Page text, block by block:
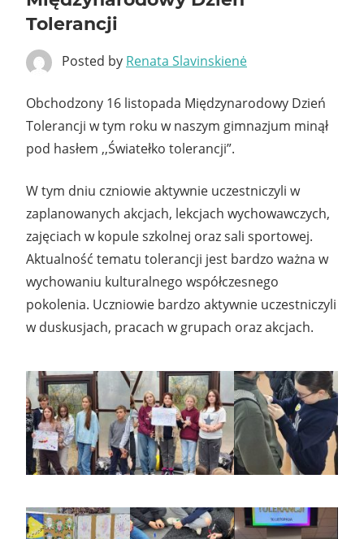
Tolerancji
Posted by Renata Slavinskienė
Obchodzony 16 listopada Międzynarodowy Dzień
Tolerancji w tym roku w naszym gimnazjum minął
pod hasłem ,,Światełko tolerancji”.
W tym dniu czniowie aktywnie uczestniczyli w
zaplanowanych akcjach, lekcjach wychowawczych,
zajęciach w kopule szkolnej oraz sali sportowej.
Aktualność tematu tolerancji jest bardzo ważna w
wychowaniu kulturalnego współczesnego
pokolenia. Uczniowie bardzo aktywnie uczestniczyli
w duskusjach, pracach w grupach oraz akcjach.